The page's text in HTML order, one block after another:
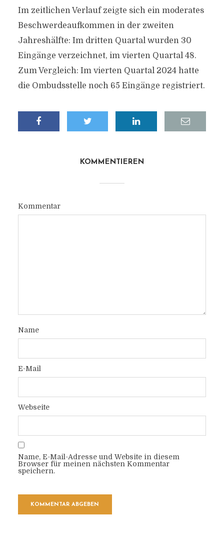
Im zeitlichen Verlauf zeigte sich ein moderates
Beschwerdeaufkommen in der zweiten
Jahreshälfte: Im dritten Quartal wurden 30
Eingänge verzeichnet, im vierten Quartal 48.
Zum Vergleich: Im vierten Quartal 2024 hatte
die Ombudsstelle noch 65 Eingänge registriert.
KOMMENTIEREN
Kommentar
Name
E-Mail
Webseite
Name, E-Mail-Adresse und Website in diesem
Browser für meinen nächsten Kommentar
speichern.